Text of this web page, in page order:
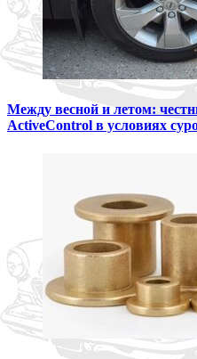
Между весной и летом:
ActiveControl в условиях